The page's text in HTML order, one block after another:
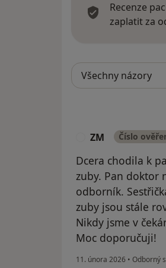
Recenze
zaplatit za
ZM Číslo
Dcera chodila k
zuby. Pan doktor
odborník.
zuby jsou stále
Nikdy jsme v
Moc doporučuji!
11. února 2026 • Odborný